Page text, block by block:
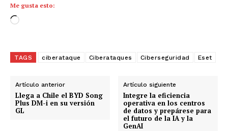
Me gusta esto:
C
g
n
d
o
TAGS ciberataque Ciberataques Ciberseguridad Eset
Artículo anterior
Llega a Chile el BYD Song
Plus DM-i en su versión
GL
Artículo siguiente
Integre la eficiencia
operativa en los centros
de datos y prepárese para
el futuro de la IA y la
GenAI